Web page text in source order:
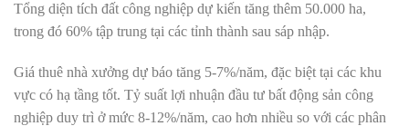
Tổng diện tích đất công nghiệp dự kiến tăng thêm 50.000 ha,
trong đó 60% tập trung tại các tỉnh thành sau sáp nhập.
Giá thuê nhà xưởng dự báo tăng 5-7%/năm, đặc biệt tại các khu
vực có hạ tầng tốt. Tỷ suất lợi nhuận đầu tư bất động sản công
nghiệp duy trì ở mức 8-12%/năm, cao hơn nhiều so với các phân